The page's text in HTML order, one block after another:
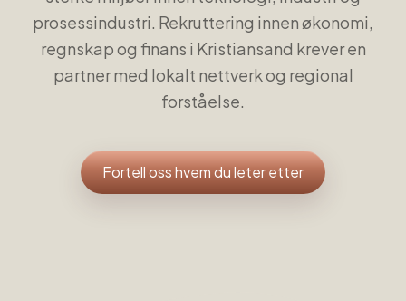
prosessindustri. Rekruttering innen økonomi,
regnskap og finans i Kristiansand krever en
partner med lokalt nettverk og regional
forståelse.
Fortell oss hvem du leter etter